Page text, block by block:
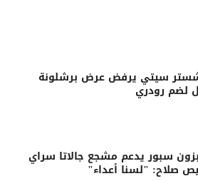
سيتي يرفض عرض برشلونة
لضم رودري
سبور يدعم مشجع جالاتا سراي
صلاح: "لسنا أعداء"